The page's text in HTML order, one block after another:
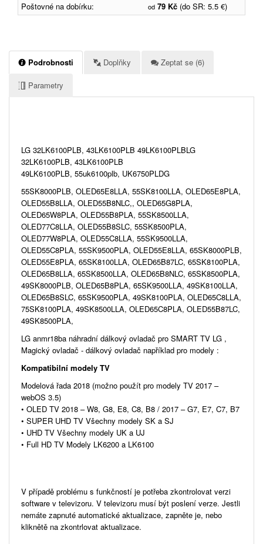
Poštovné na dobírku:
od 79 Kč (do SR: 5.5 €)
Podrobnosti Doplňky Zeptat se (6)
Parametry
LG 32LK6100PLB, 43LK6100PLB 49LK6100PLBLG
32LK6100PLB, 43LK6100PLB
49LK6100PLB, 55uk6100plb, UK6750PLDG
55SK8000PLB, OLED65E8LLA, 55SK8100LLA, OLED65E8PLA,
OLED55B8LLA, OLED55B8NLC,, OLED65G8PLA,
OLED65W8PLA, OLED55B8PLA, 55SK8500LLA,
OLED77C8LLA, OLED55B8SLC, 55SK8500PLA,
OLED77W8PLA, OLED55C8LLA, 55SK9500LLA,
OLED55C8PLA, 55SK9500PLA, OLED55E8LLA, 65SK8000PLB,
OLED55E8PLA, 65SK8100LLA, OLED65B87LC, 65SK8100PLA,
OLED65B8LLA, 65SK8500LLA, OLED65B8NLC, 65SK8500PLA,
49SK8000PLB, OLED65B8PLA, 65SK9500LLA, 49SK8100LLA,
OLED65B8SLC, 65SK9500PLA, 49SK8100PLA, OLED65C8LLA,
75SK8100PLA, 49SK8500LLA, OLED65C8PLA, OLED55B87LC,
49SK8500PLA,
LG anmr18ba náhradní dálkový ovladač pro SMART TV LG ,
Magický ovladač - dálkový ovladač například pro modely :
Kompatibilní modely TV
Modelová řada 2018 (možno použít pro modely TV 2017 –
webOS 3.5)
• OLED TV 2018 – W8, G8, E8, C8, B8 / 2017 – G7, E7, C7, B7
• SUPER UHD TV Všechny modely SK a SJ
• UHD TV Všechny modely UK a UJ
• Full HD TV Modely LK6200 a LK6100
V případě problému s funkčností je potřeba zkontrolovat verzi
software v televizoru. V televizoru musí být poslení verze. Jestli
nemáte zapnuté automatické aktualizace, zapněte je, nebo
kliknětě na zkontrlovat aktualizace.